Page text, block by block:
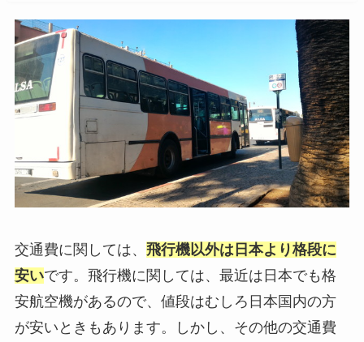
交通費に関しては、 飛行機以外は日本より格段に
安いです。飛行機に関しては、最近は日本でも格
安航空機があるので、値段はむしろ日本国内の方
が安いときもあります。しかし、その他の交通費